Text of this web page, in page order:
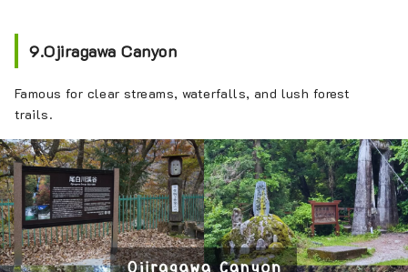
9.Ojiragawa Canyon
Famous for clear streams, waterfalls, and lush forest
trails.